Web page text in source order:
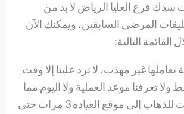
سدك فرع العليا الرياض لا بد من
المرضى السابقين، ويمكنك الآن
التالية:
تعاملها غير مهذب، لا ترد علينا إلا وقت
ولا تعرفنا موعد العملية ولا اليوم مما
اضطررت للذهاب إلى موقع العيادة 3 مرات حتى